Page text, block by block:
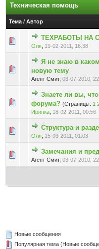
Техническая помощь
Тема / Автор
ТЕХРАБОТЫ НА
Оля 19-02-2011, 16:38
Голосов: 0 - 1
Я не знаю в
новую тему
Агент Смит, 03-07-2010,
Голосов: 0 -
Знаете ли вы,
форума? (Страницы: 1
Иринка 18-02-2011, 00:56
Голосов: 0 - 1
Структура и
Оля 15-03-2011, 01:03
Голосов: 0 - 1
Замечания и
Агент Смит, 03-07-2010,
Голосов: 0 - 1
Новые сообщения
Популярная тема (Новые